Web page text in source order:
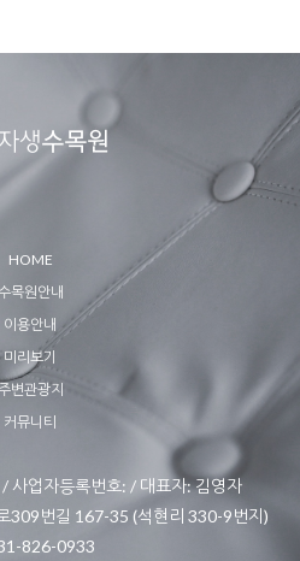
HOME
목원안내
이용안내
미리보기
변관광지
커뮤니티
사업자등록번호: / 대표자: 김영자
309번길 167-35 (석현리 330-9번지)
826-0933